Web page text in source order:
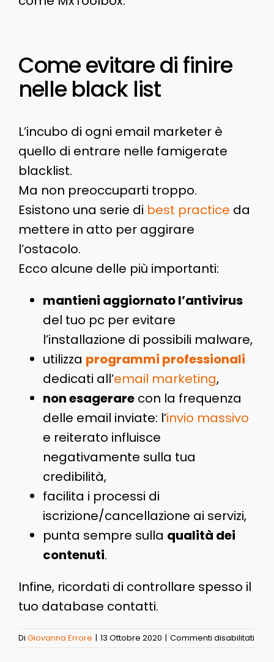
Come evitare di finire
nelle black list
L’incubo di ogni email marketer è
quello di entrare nelle famigerate
blacklist.
Ma non preoccuparti troppo.
Esistono una serie di best practice da
mettere in atto per aggirare
l’ostacolo.
Ecco alcune delle più importanti:
mantieni aggiornato l’antivirus
del tuo pc per evitare
l’installazione di possibili malware,
utilizza programmi professionali
dedicati all’email marketing,
non esagerare con la frequenza
delle email inviate: l’invio massivo
e reiterato influisce
negativamente sulla tua
credibilità,
facilita i processi di
iscrizione/cancellazione ai servizi,
punta sempre sulla qualità dei
contenuti.
Infine, ricordati di controllare spesso il
tuo database contatti.
Di Giovanna Errore | 13 Ottobre 2020 | Commenti disabilitati